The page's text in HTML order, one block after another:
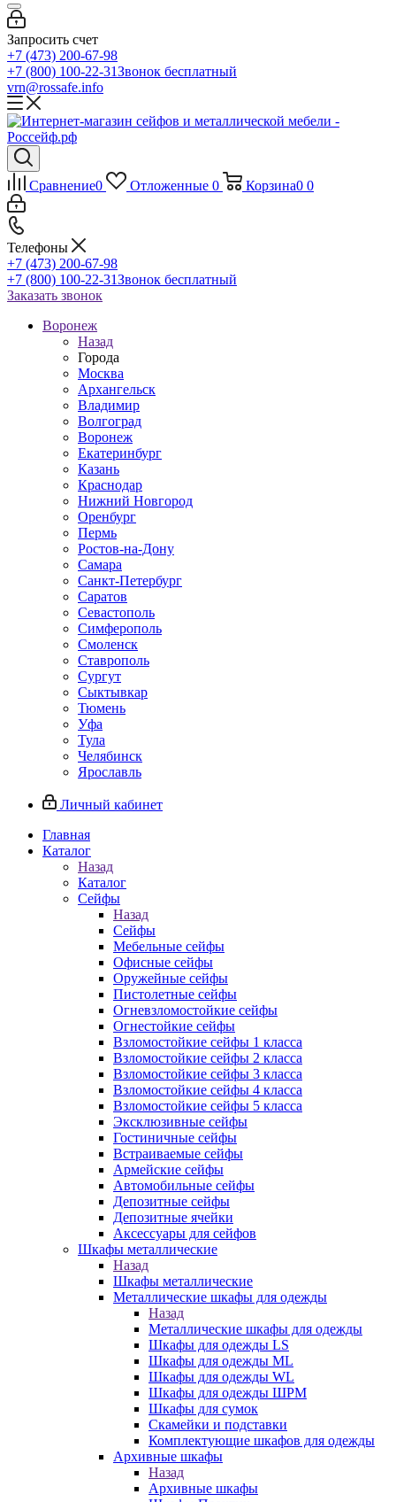
Запросить счет
+7 (473) 200-67-98
+7 (800) 100-22-31Звонок бесплатный
vrn@rossafe.info
Сравнение0 Отложенные 0 Корзина0 0
Телефоны
+7 (473) 200-67-98
+7 (800) 100-22-31Звонок бесплатный
Заказать звонок
Воронеж
Назад
Города
Москва
Архангельск
Владимир
Волгоград
Воронеж
Екатеринбург
Казань
Краснодар
Нижний Новгород
Оренбург
Пермь
Ростов-на-Дону
Самара
Санкт-Петербург
Саратов
Севастополь
Симферополь
Смоленск
Ставрополь
Сургут
Сыктывкар
Тюмень
Уфа
Тула
Челябинск
Ярославль
Личный кабинет
Главная
Каталог
Назад
Каталог
Сейфы
Назад
Сейфы
Мебельные сейфы
Офисные сейфы
Оружейные сейфы
Пистолетные сейфы
Огневзломостойкие сейфы
Огнестойкие сейфы
Взломостойкие сейфы 1 класса
Взломостойкие сейфы 2 класса
Взломостойкие сейфы 3 класса
Взломостойкие сейфы 4 класса
Взломостойкие сейфы 5 класса
Эксклюзивные сейфы
Гостиничные сейфы
Встраиваемые сейфы
Армейские сейфы
Автомобильные сейфы
Депозитные сейфы
Депозитные ячейки
Аксессуары для сейфов
Шкафы металлические
Назад
Шкафы металлические
Металлические шкафы для одежды
Назад
Металлические шкафы для одежды
Шкафы для одежды LS
Шкафы для одежды ML
Шкафы для одежды WL
Шкафы для одежды ШРМ
Шкафы для сумок
Скамейки и подставки
Комплектующие шкафов для одежды
Архивные шкафы
Назад
Архивные шкафы